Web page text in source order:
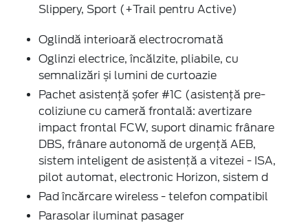
Slippery, Sport (+Trail pentru Active)
Oglindă interioară electrocromată
Oglinzi electrice, încălzite, pliabile, cu
semnalizări și lumini de curtoazie
Pachet asistență șofer #1C (asistență pre-
coliziune cu cameră frontală: avertizare
impact frontal FCW, suport dinamic frânare
DBS, frânare autonomă de urgență AEB,
sistem inteligent de asistență a vitezei - ISA,
pilot automat, electronic Horizon, sistem d
Pad încărcare wireless - telefon compatibil
Parasolar iluminat pasager